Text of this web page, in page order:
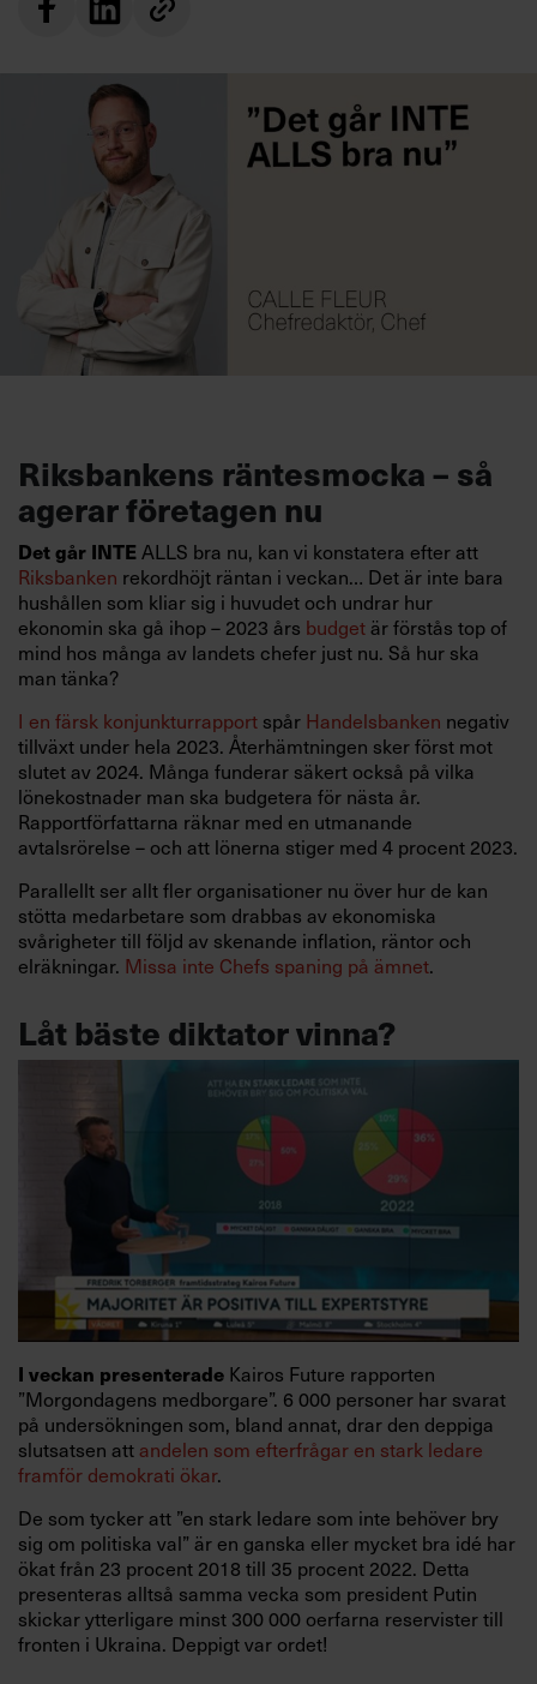
Prenumerera
Riksbankens räntesmocka – så
agerar företagen nu
Det går INTEALLS bra nu, kan vi konstatera efter att
Riksbanken rekordhöjt räntan i veckan… Det är inte bara
hushållen som kliar sig i huvudet och undrar hur
ekonomin ska gå ihop – 2023 års budgetär förstås top of
mind hos många av landets chefer just nu. Så hur ska
man tänka?
I en färsk konjunkturrapport spår Handelsbanken negativ
tillväxt under hela 2023. Återhämtningen sker först mot
slutet av 2024. Många funderar säkert också på vilka
lönekostnader man ska budgetera för nästa år.
Rapportförfattarna räknar med en utmanande
avtalsrörelse – och att lönerna stiger med 4 procent 2023.
Parallellt ser allt fler organisationer nu över hur de kan
stötta medarbetare som drabbas av ekonomiska
svårigheter till följd av skenande inflation, räntor och
elräkningar. Missa inte Chefs spaning på ämnet.
Låt bäste diktator vinna?
I veckan presenterade Kairos Future rapporten
”Morgondagens medborgare”. 6 000 personer har svarat
på undersökningen som, bland annat, drar den deppiga
slutsatsen attandelen som efterfrågar en stark ledare
framför demokrati ökar.
De som tycker att ”en stark ledare som inte behöver bry
sig om politiska val” är en ganska eller mycket bra idé har
ökat från 23 procent 2018 till 35 procent 2022. Detta
presenteras alltså samma vecka som president Putin
skickar ytterligare minst 300 000 oerfarna reservister till
fronten i Ukraina. Deppigt var ordet!